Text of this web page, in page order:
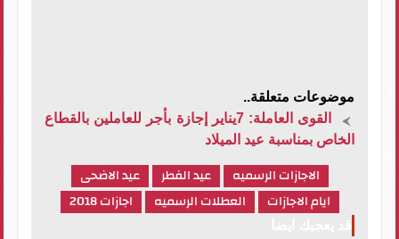
موضوعات متعلقة..
القوى العاملة: 7يناير إجازة بأجر للعاملين بالقطاع
الخاص بمناسبة عيد الميلاد
الاجازات الرسميه عيد الفطر
عيد الاضحى
ايام الاجازات
العطلات الرسميه اجازات 2018